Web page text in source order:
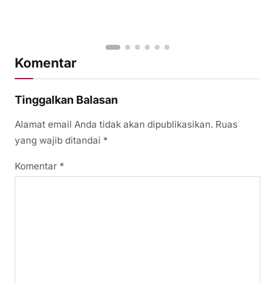
Komentar
Tinggalkan Balasan
Alamat email Anda tidak akan dipublikasikan. Ruas
yang wajib ditandai *
Komentar *